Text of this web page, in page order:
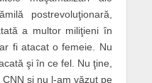
postrevoluţionară,
a multor miliţieni în
fi atacat o femeie. Nu
şi în ce fel. Nu ţine,
şi nu l-am văzut pe